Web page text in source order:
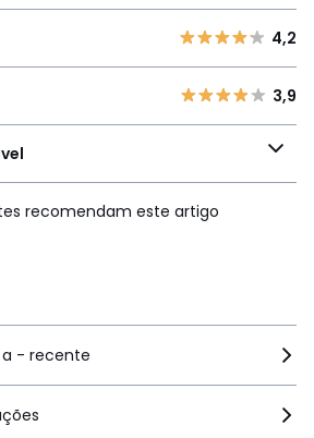
4,2
3,9
62% dos clientes
4,2
3,9
recomendam este artigo
- recente